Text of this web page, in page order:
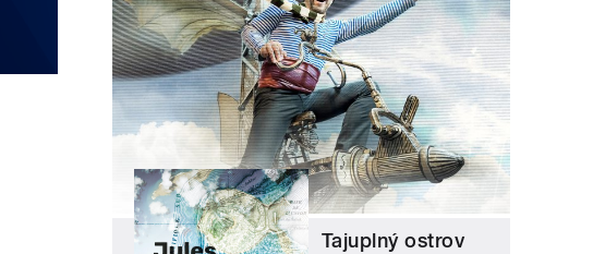
Tajuplný ostrov